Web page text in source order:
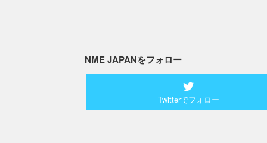
NME JAPANをフォロー
Twitterでフォロー